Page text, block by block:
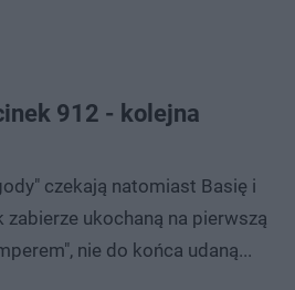
912 - kolejna
czekają natomiast Basię i
ukochaną na pierwszą
nie do końca udaną...